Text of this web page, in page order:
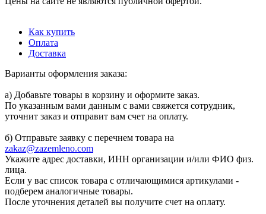
Как купить
Оплата
Доставка
Варианты оформления заказа:
а) Добавьте товары в корзину и оформите заказ.
По указанным вами данным с вами свяжется сотрудник,
уточнит заказ и отправит вам счет на оплату.
б) Отправьте заявку с перечнем товара на
zakaz@zazemleno.com
Укажите адрес доставки, ИНН организации и/или ФИО физ.
лица.
Если у вас список товара с отличающимися артикулами -
подберем аналогичные товары.
После уточнения деталей вы получите счет на оплату.